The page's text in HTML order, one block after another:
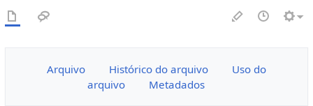
Arquivo Histórico do arquivo
Uso do
arquivo
Metadados